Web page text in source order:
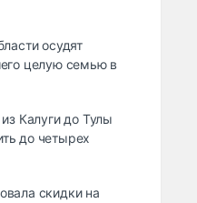
осудят
целую семью в
Калуги до Тулы
до четырех
скидки на